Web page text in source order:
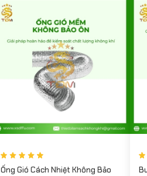
Ống Gió Cách Nhiệt Không Bảo